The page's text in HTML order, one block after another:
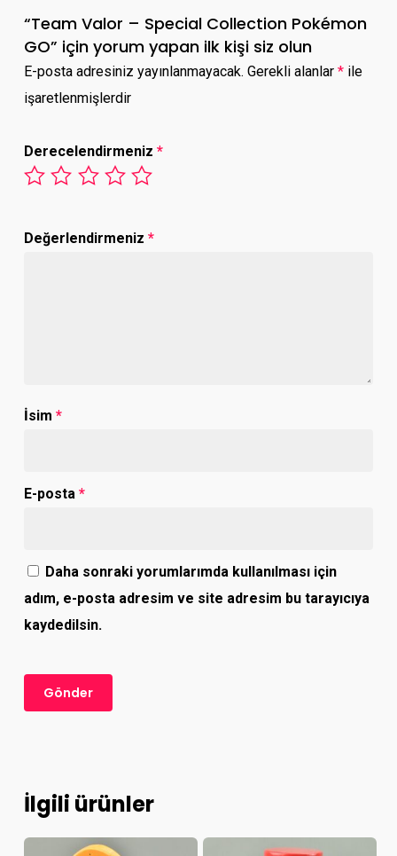
“Team Valor – Special Collection Pokémon
GO” için yorum yapan ilk kişi siz olun
E-posta adresiniz yayınlanmayacak. Gerekli alanlar *ile
işaretlenmişlerdir
Derecelendirmeniz *
Değerlendirmeniz *
İsim *
E-posta *
Daha sonraki yorumlarımda kullanılması için
adım, e-posta adresim ve site adresim bu tarayıcıya
kaydedilsin.
İlgili ürünler